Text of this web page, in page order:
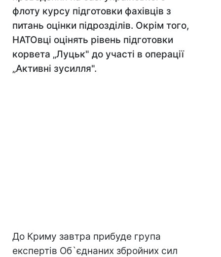
флоту курсу підготовки фахівців з
питань оцінки підрозділів. Окрім того,
НАТОвці оцінять рівень підготовки
корвета „Луцьк" до участі в операції
„Активні зусилля".
До Криму завтра прибуде група
експертів Об`єднаних збройних сил